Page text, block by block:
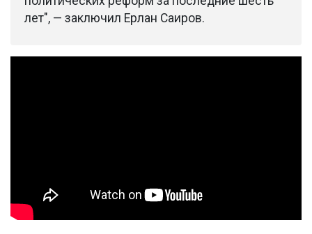
лет", — заключил Ерлан Саиров.